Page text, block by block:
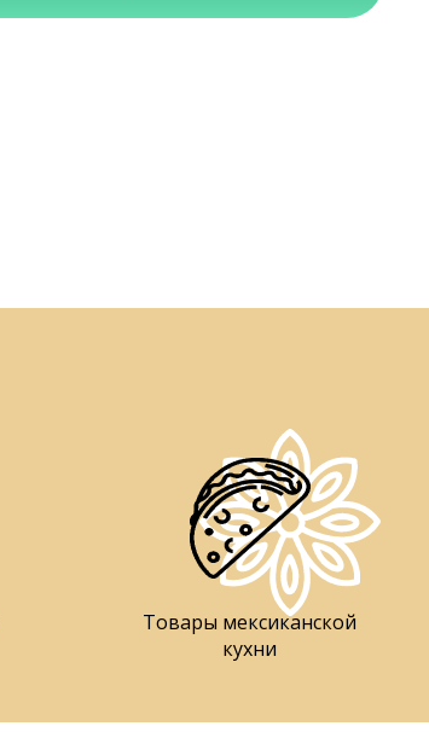
Товары мексиканской
кухни